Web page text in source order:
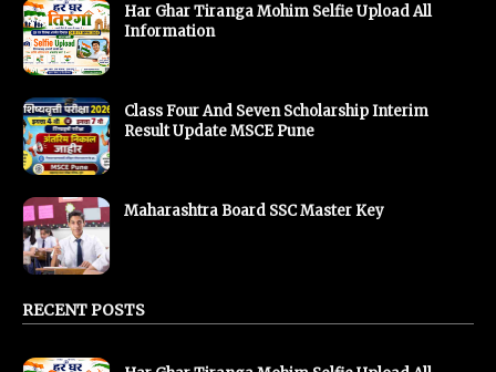
Har Ghar Tiranga Mohim Selfie Upload All
Information
Class Four And Seven Scholarship Interim
Result Update MSCE Pune
Maharashtra Board SSC Master Key
RECENT POSTS